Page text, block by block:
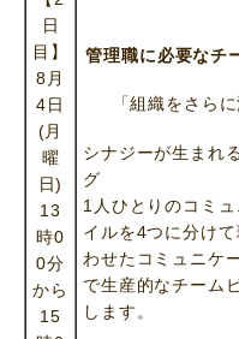
日
目】
8月
4日
(月
曜
日)
13
時0
0分
から
15
管理職に必要なチ
「組織をさら
シナジーが生まれ
グ
1人ひとりのコミ
イルを4つに分け
わせたコミュニケ
で生産的なチーム
します。